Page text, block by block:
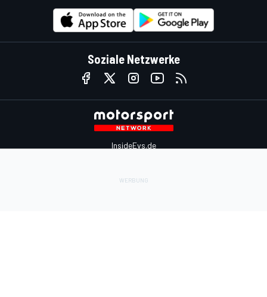
Soziale Netzwerke
InsideEvs.de
Motorsportstats.com